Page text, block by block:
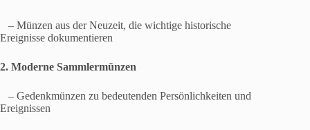
– Münzen aus der Neuzeit, die wichtige historische
Ereignisse dokumentieren
2. Moderne Sammlermünzen
– Gedenkmünzen zu bedeutenden Persönlichkeiten und
Ereignissen